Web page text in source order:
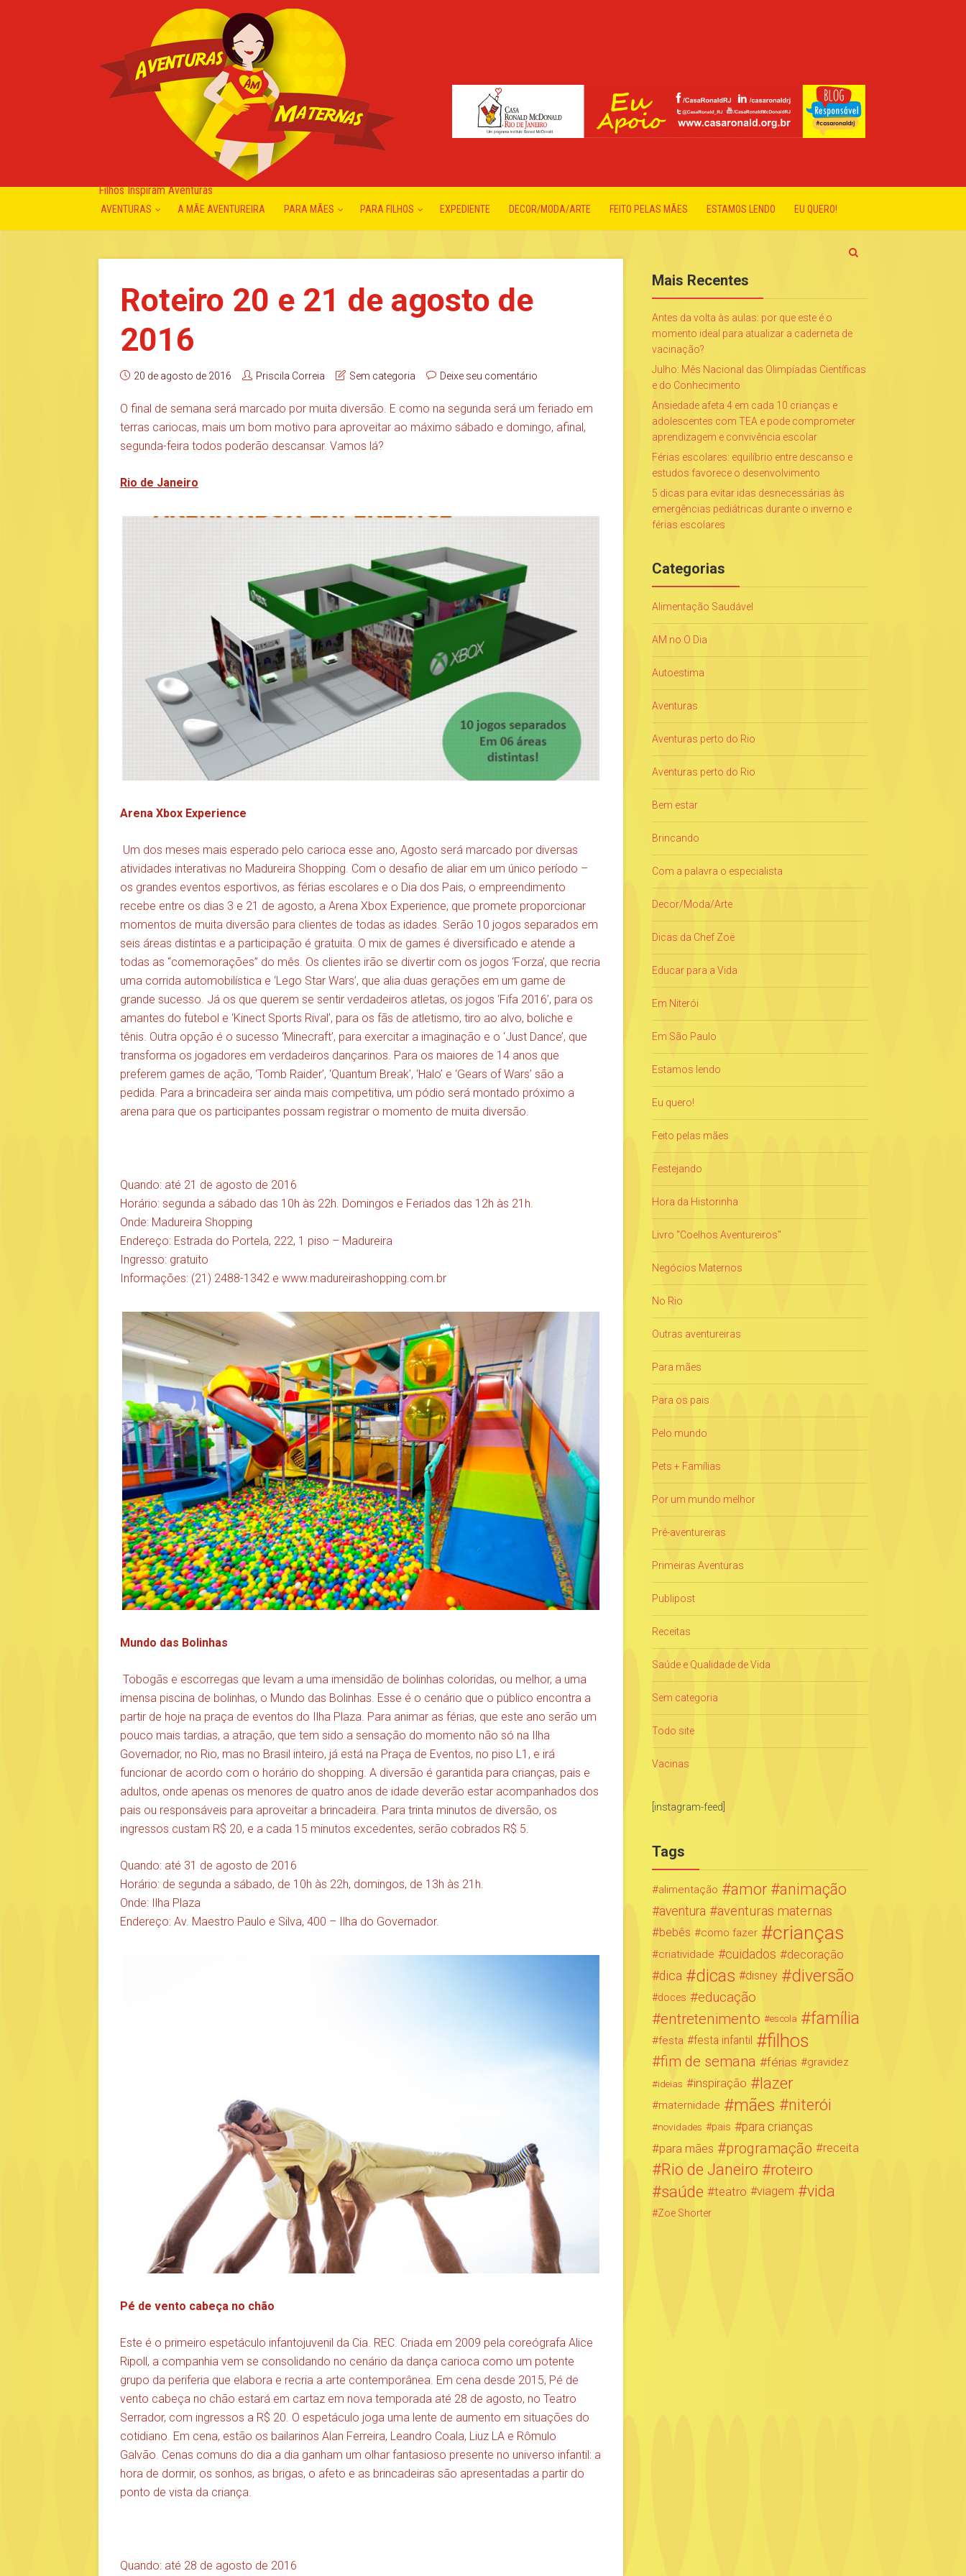
Filhos Inspiram Aventuras
AVENTURAS A MÃE AVENTUREIRA PARA MÃES PARA FILHOS EXPEDIENTE DECOR/MODA/ARTE FEITO PELAS MÃES ESTAMOS LENDO EU QUERO!
Roteiro 20 e 21 de agosto de
2016
20 de agosto de 2016 Priscila Correia Sem categoria Deixe seu comentário
O final de semana será marcado por muita diversão. E como na segunda será um feriado em
terras cariocas, mais um bom motivo para aproveitar ao máximo sábado e domingo, afinal,
segunda-feira todos poderão descansar. Vamos lá?
Rio de Janeiro
Arena Xbox Experience
Um dos meses mais esperado pelo carioca esse ano, Agosto será marcado por diversas
atividades interativas no Madureira Shopping. Com o desafio de aliar em um único período –
os grandes eventos esportivos, as férias escolares e o Dia dos Pais, o empreendimento
recebe entre os dias 3 e 21 de agosto, a Arena Xbox Experience, que promete proporcionar
momentos de muita diversão para clientes de todas as idades. Serão 10 jogos separados em
seis áreas distintas e a participação é gratuita. O mix de games é diversificado e atende a
todas as “comemorações” do mês. Os clientes irão se divertir com os jogos ‘Forza’, que recria
uma corrida automobilística e ‘Lego Star Wars’, que alia duas gerações em um game de
grande sucesso. Já os que querem se sentir verdadeiros atletas, os jogos ‘Fifa 2016’, para os
amantes do futebol e ‘Kinect Sports Rival’, para os fãs de atletismo, tiro ao alvo, boliche e
tênis. Outra opção é o sucesso ‘Minecraft’, para exercitar a imaginação e o ‘Just Dance’, que
transforma os jogadores em verdadeiros dançarinos. Para os maiores de 14 anos que
preferem games de ação, ‘Tomb Raider’, ‘Quantum Break’, ‘Halo’ e ‘Gears of Wars’ são a
pedida. Para a brincadeira ser ainda mais competitiva, um pódio será montado próximo a
arena para que os participantes possam registrar o momento de muita diversão.
Quando: até 21 de agosto de 2016
Horário: segunda a sábado das 10h às 22h. Domingos e Feriados das 12h às 21h.
Onde: Madureira Shopping
Endereço: Estrada do Portela, 222, 1 piso – Madureira
Ingresso: gratuito
Informações: (21) 2488-1342 e www.madureirashopping.com.br
Mundo das Bolinhas
Tobogãs e escorregas que levam a uma imensidão de bolinhas coloridas, ou melhor, a uma
imensa piscina de bolinhas, o Mundo das Bolinhas. Esse é o cenário que o público encontra a
partir de hoje na praça de eventos do Ilha Plaza. Para animar as férias, que este ano serão um
pouco mais tardias, a atração, que tem sido a sensação do momento não só na Ilha
Governador, no Rio, mas no Brasil inteiro, já está na Praça de Eventos, no piso L1, e irá
funcionar de acordo com o horário do shopping. A diversão é garantida para crianças, pais e
adultos, onde apenas os menores de quatro anos de idade deverão estar acompanhados dos
pais ou responsáveis para aproveitar a brincadeira. Para trinta minutos de diversão, os
ingressos custam R$ 20, e a cada 15 minutos excedentes, serão cobrados R$ 5.
Quando: até 31 de agosto de 2016
Horário: de segunda a sábado, de 10h às 22h, domingos, de 13h às 21h.
Onde: Ilha Plaza
Endereço: Av. Maestro Paulo e Silva, 400 – Ilha do Governador.
Pé de vento cabeça no chão
Este é o primeiro espetáculo infantojuvenil da Cia. REC. Criada em 2009 pela coreógrafa Alice
Ripoll, a companhia vem se consolidando no cenário da dança carioca como um potente
grupo da periferia que elabora e recria a arte contemporânea. Em cena desde 2015, Pé de
vento cabeça no chão estará em cartaz em nova temporada até 28 de agosto, no Teatro
Serrador, com ingressos a R$ 20. O espetáculo joga uma lente de aumento em situações do
cotidiano. Em cena, estão os bailarinos Alan Ferreira, Leandro Coala, Liuz LA e Rômulo
Galvão. Cenas comuns do dia a dia ganham um olhar fantasioso presente no universo infantil: a
hora de dormir, os sonhos, as brigas, o afeto e as brincadeiras são apresentadas a partir do
ponto de vista da criança.
Quando: até 28 de agosto de 2016
Mais Recentes
Antes da volta às aulas: por que este é o
momento ideal para atualizar a caderneta de
vacinação?
Julho: Mês Nacional das Olimpíadas Científicas
e do Conhecimento
Ansiedade afeta 4 em cada 10 crianças e
adolescentes com TEA e pode comprometer
aprendizagem e convivência escolar
Férias escolares: equilíbrio entre descanso e
estudos favorece o desenvolvimento
5 dicas para evitar idas desnecessárias às
emergências pediátricas durante o inverno e
férias escolares
Categorias
Alimentação Saudável
AM no O Dia
Autoestima
Aventuras
Aventuras perto do Rio
Aventuras perto do Rio
Bem estar
Brincando
Com a palavra o especialista
Decor/Moda/Arte
Dicas da Chef Zoë
Educar para a Vida
Em Niterói
Em São Paulo
Estamos lendo
Eu quero!
Feito pelas mães
Festejando
Hora da Historinha
Livro "Coelhos Aventureiros"
Negócios Maternos
No Rio
Outras aventureiras
Para mães
Para os pais
Pelo mundo
Pets + Famílias
Por um mundo melhor
Pré-aventureiras
Primeiras Aventuras
Publipost
Receitas
Saúde e Qualidade de Vida
Sem categoria
Todo site
Vacinas
[instagram-feed]
Tags
alimentação amor animação
aventura aventuras maternas
bebês como fazer crianças
criatividade cuidados
decoração
dica
dicas disney diversão
doces educação
entretenimento escola família
festa festa infantil filhos
fim de semana férias gravidez
ideias inspiração lazer
maternidade mães niterói
novidades pais
para crianças
para mães
programação receita
Rio de Janeiro roteiro
saúde teatro viagem vida
Zoe Shorter